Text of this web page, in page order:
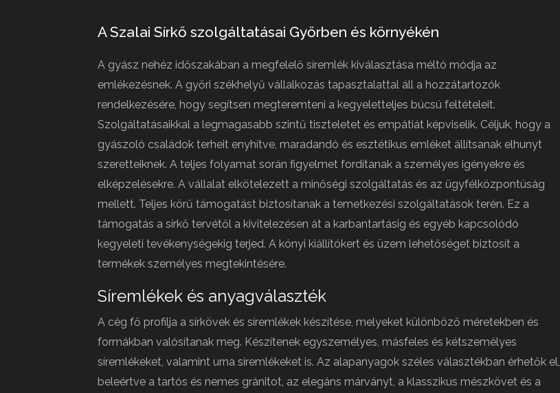
A Szalai Sírkő szolgáltatásai Győrben és környékén
A gyász nehéz időszakában a megfelelő síremlék kiválasztása méltó módja az
emlékezésnek. A győri székhelyű vállalkozás tapasztalattal áll a hozzátartozók
rendelkezésére, hogy segítsen megteremteni a kegyeletteljes búcsú feltételeit.
Szolgáltatásaikkal a legmagasabb szintű tiszteletet és empátiát képviselik. Céljuk, hogy a
gyászoló családok terheit enyhítve, maradandó és esztétikus emléket állítsanak elhunyt
szeretteiknek. A teljes folyamat során figyelmet fordítanak a személyes igényekre és
elképzelésekre. A vállalat elkötelezett a minőségi szolgáltatás és az ügyfélközpontúság
mellett. Teljes körű támogatást biztosítanak a temetkezési szolgáltatások terén. Ez a
támogatás a sírkő tervétől a kivitelezésen át a karbantartásig és egyéb kapcsolódó
kegyeleti tevékenységekig terjed. A kónyi kiállítókert és üzem lehetőséget biztosít a
termékek személyes megtekintésére.
Síremlékek és anyagválaszték
A cég fő profilja a sírkövek és síremlékek készítése, melyeket különböző méretekben és
formákban valósítanak meg. Készítenek egyszemélyes, másfeles és kétszemélyes
síremlékeket, valamint urna síremlékeket is. Az alapanyagok széles választékban érhetők el,
beleértve a tartós és nemes gránitot, az elegáns márványt, a klasszikus mészkövet és a